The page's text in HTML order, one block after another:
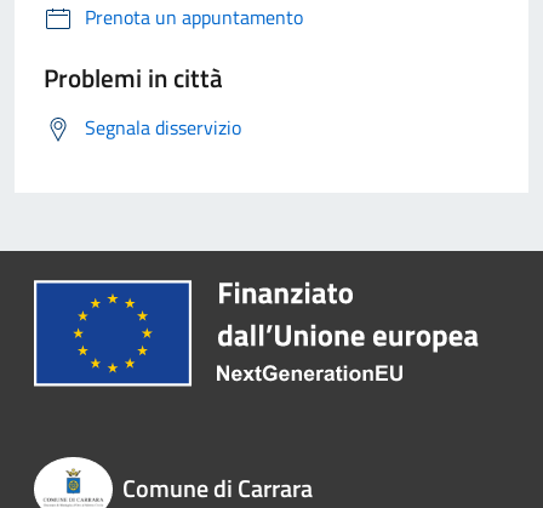
Prenota un appuntamento
Problemi in città
Segnala disservizio
Comune di Carrara